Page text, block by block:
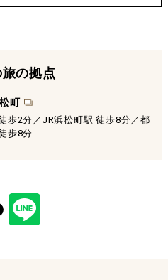
の拠点
町
歩2分／JR浜松町駅 徒歩8分／都
歩8分